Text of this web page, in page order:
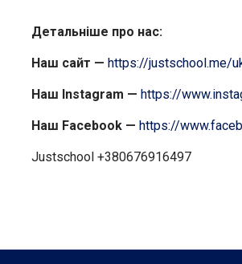
Детальніше про нас:
Наш сайт — https://justschool.me/
Наш Instagram — https://
Наш Facebook — https://
Justschool +380676916497